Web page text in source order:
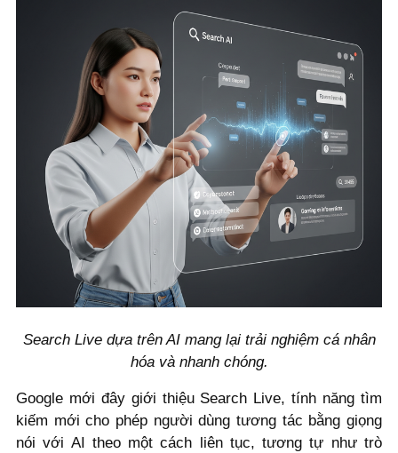
Search Live dựa trên AI mang lại trải nghiệm cá nhân
hóa và nhanh chóng.
Google mới đây giới thiệu Search Live, tính năng tìm
kiếm mới cho phép người dùng tương tác bằng giọng
nói với AI theo một cách liên tục, tương tự như trò